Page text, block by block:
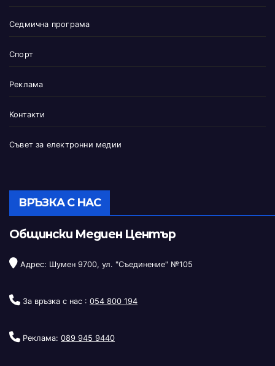
Седмична програма
Спорт
Реклама
Контакти
Съвет за електронни медии
ВРЪЗКА С НАС
Общински Медиен Център
Адрес: Шумен 9700, ул. "Съединение" №105
За връзка с нас : 054 800 194
Реклама: 089 945 9440